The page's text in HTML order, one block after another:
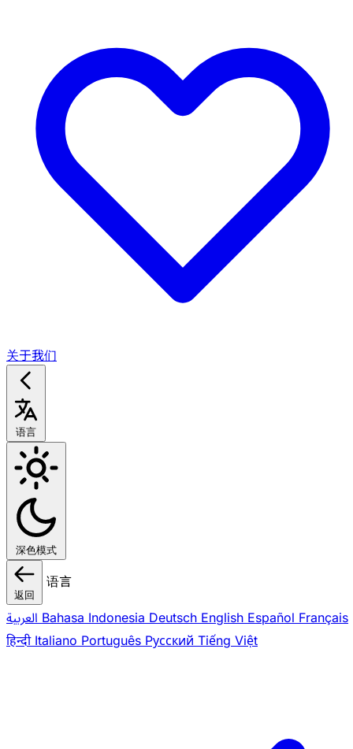
关于我们
语言
深色模式
返回
语言
Bahasa Indonesia Deutsch English Español Français
हिन्दी Italiano Português Pусский Tiếng Việt